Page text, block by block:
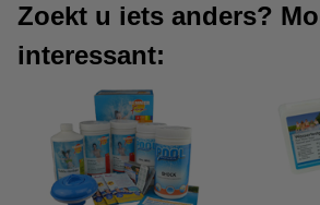
Zoekt u iets anders?
interessant: